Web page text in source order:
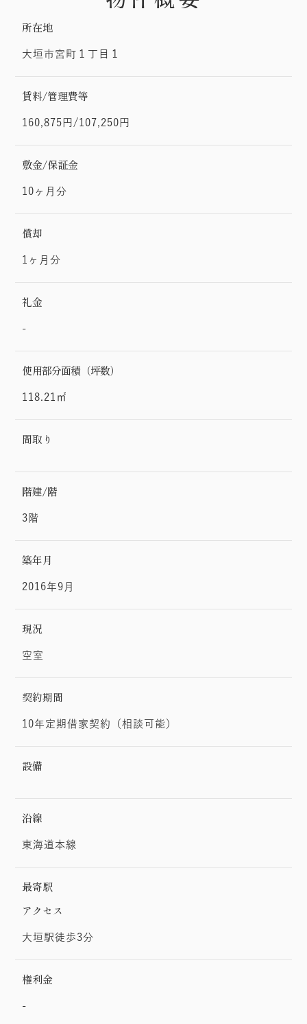
所在地
大垣市宮町１丁目１
賃料/管理費等
160,875円/107,250円
敷金/保証金
10ヶ月分
償却
1ヶ月分
礼金
-
使用部分面積（坪数）
118.21㎡
間取り
階建/階
3階
築年月
2016年9月
現況
空室
契約期間
10年定期借家契約（相談可能）
設備
沿線
東海道本線
最寄駅
アクセス
大垣駅徒歩3分
権利金
-